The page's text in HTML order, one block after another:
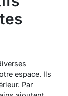
espace. Ils
Par